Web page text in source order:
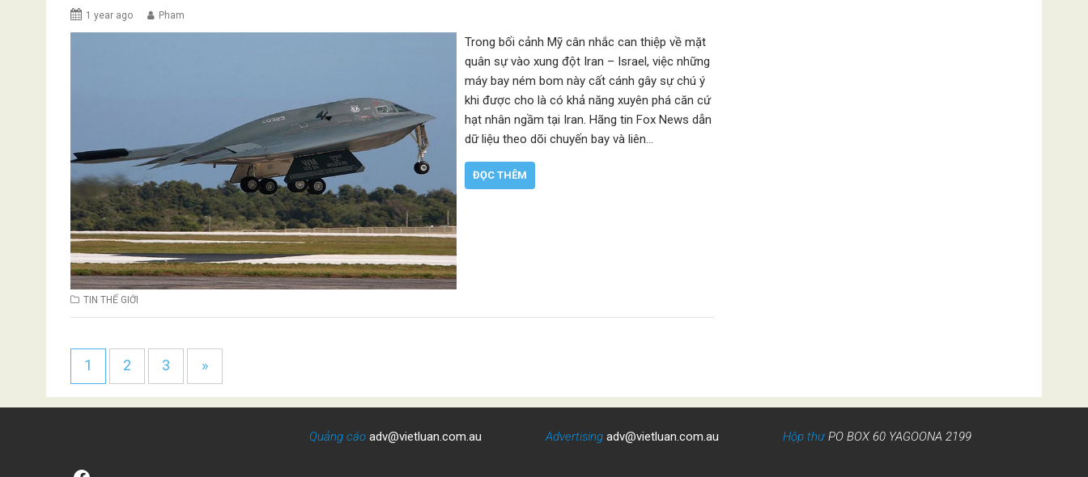
1 year ago Pham
Trong bối cảnh Mỹ cân nhắc can thiệp về mặt
quân sự vào xung đột Iran – Israel, việc những
máy bay ném bom này cất cánh gây sự chú ý
khi được cho là có khả năng xuyên phá căn cứ
hạt nhân ngầm tại Iran. Hãng tin Fox News dẫn
dữ liệu theo dõi chuyến bay và liên…
ĐỌC THÊM
TIN THẾ GIỚI
1 2 3 »
Quảng cáoadv@vietluan.com.au Advertising adv@vietluan.com.au Hộp thưPO BOX 60 YAGOONA 2199